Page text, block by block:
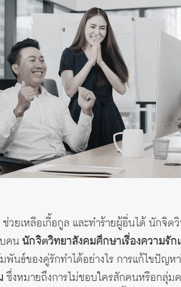
วยเหลือเกื้อกูล และทำร้ายผู้อื่นได้ นักจิ
คนนักจิตวิทยาสังคมศึกษาเรื่องความรั
นธ์ของคู่รักทำได้อย่างไร การแก้ไขปัญห
ซึ่งหมายถึงการไม่ชอบใครสักคนหรือกลุ่ม